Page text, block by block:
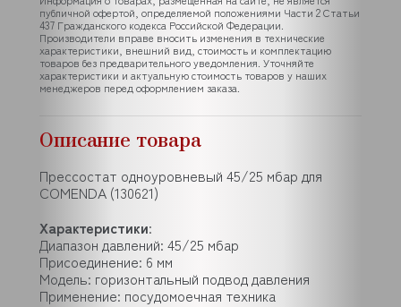
публичной офертой, определяемой положениями Части 2 Статьи
437 Гражданского кодекса Российской Федерации.
Производители вправе вносить изменения в технические
характеристики, внешний вид, стоимость и комплектацию
товаров без предварительного уведомления. Уточняйте
характеристики и актуальную стоимость товаров у наших
менеджеров перед оформлением заказа.
Описание товара
Прессостат одноуровневый 45/25 мбар для
COMENDA (130621)
Характеристики:
Диапазон давлений: 45/25 мбар
Присоединение: 6 мм
Модель: горизонтальный подвод давления
Применение: посудомоечная техника